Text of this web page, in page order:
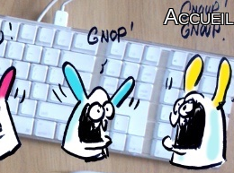
Accueil